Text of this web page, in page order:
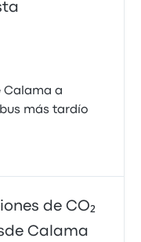
Calama a
más tardío
de CO₂
Calama